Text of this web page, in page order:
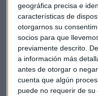
geográfica precisa e
características de
otorgarnos su
socios para que
previamente descrito.
a información más
antes de otorgar o
cuenta que algún
puede no requerir de
La ley sobre cambio
gran asignatura
del anterior gobierno
borrador en marcha y es
acuerdo por el clima de
los compromisos de
efecto invernadero en la